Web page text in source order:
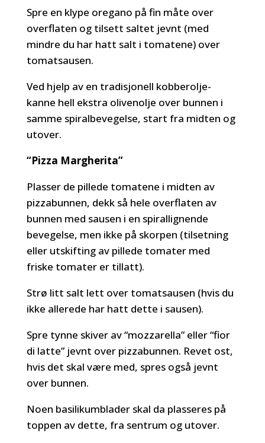
Spre en klype oregano på fin måte over
overflaten og tilsett saltet jevnt (med
mindre du har hatt salt i tomatene) over
tomatsausen.
Ved hjelp av en tradisjonell kobberolje-
kanne hell ekstra olivenolje over bunnen i
samme spiralbevegelse, start fra midten og
utover.
“Pizza Margherita”
Plasser de pillede tomatene i midten av
pizzabunnen, dekk så hele overflaten av
bunnen med sausen i en spirallignende
bevegelse, men ikke på skorpen (tilsetning
eller utskifting av pillede tomater med
friske tomater er tillatt).
Strø litt salt lett over tomatsausen (hvis du
ikke allerede har hatt dette i sausen).
Spre tynne skiver av “mozzarella” eller “fior
di latte” jevnt over pizzabunnen. Revet ost,
hvis det skal være med, spres også jevnt
over bunnen.
Noen basilikumblader skal da plasseres på
toppen av dette, fra sentrum og utover.